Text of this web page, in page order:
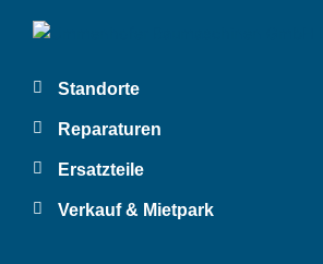
Standorte
Reparaturen
Ersatzteile
Verkauf & Mietpark